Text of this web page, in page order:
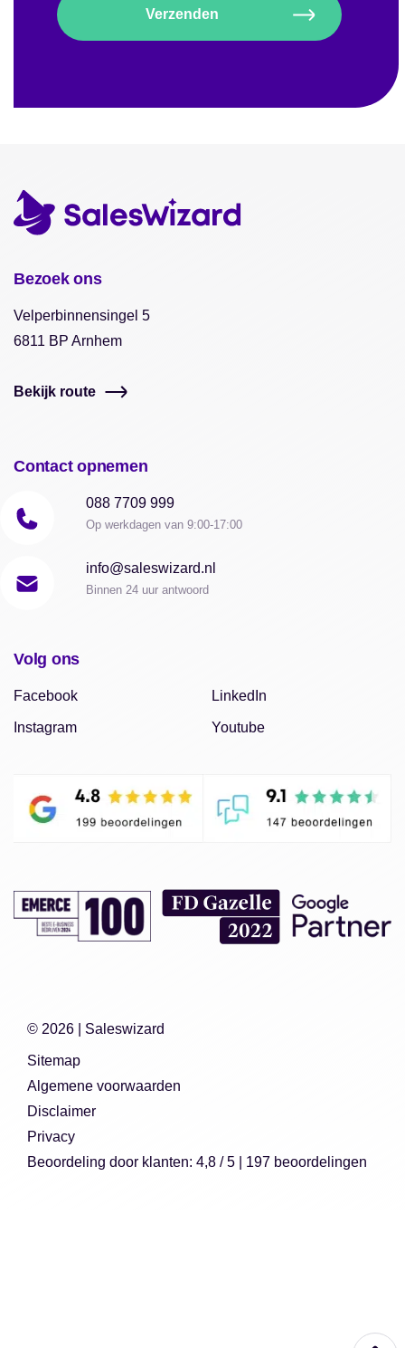
Bezoek ons
Velperbinnensingel 5
6811 BP Arnhem
Bekijk route
Contact opnemen
088 7709 999
Op werkdagen van 9:00-17:00
info@saleswizard.nl
Binnen 24 uur antwoord
Volg ons
Facebook
Instagram
LinkedIn
Youtube
© 2026 | Saleswizard
Sitemap
Algemene voorwaarden
Disclaimer
Privacy
Beoordeling door klanten: 4,8 /5 197 beoordelingen